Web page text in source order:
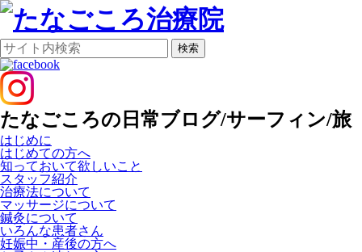
検索
たなごころの日常ブログ/サーフィン/旅
はじめに
はじめての方へ
知っておいて欲しいこと
スタッフ紹介
治療法について
マッサージについて
鍼灸について
いろんな患者さん
妊娠中・産後の方へ